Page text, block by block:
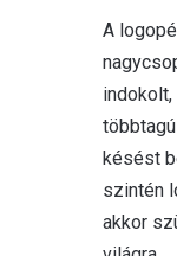
A
késést
szintén
akkor